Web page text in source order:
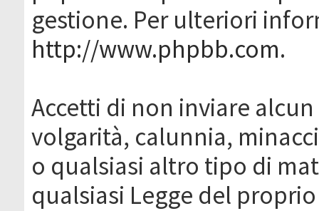
gestione. Per ulteriori
http://www.phpbb.com.
Accetti di non inviare
volgarità, calunnia,
o qualsiasi altro tipo di
qualsiasi Legge del